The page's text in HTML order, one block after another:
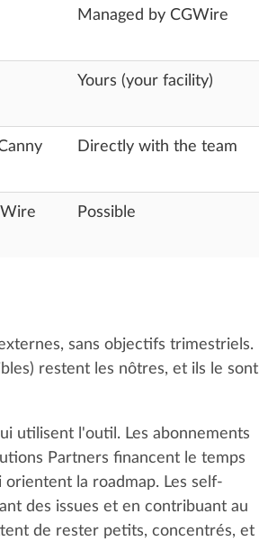
Managed by CGWire
Yours (your facility)
Directly with the team
Possible
sans objectifs trimestriels.
restent les nôtres, et ils le sont
utilisent l'outil. Les abonnements
Partners financent le temps
la roadmap. Les self-
des issues et en contribuant au
de rester petits, concentrés, et